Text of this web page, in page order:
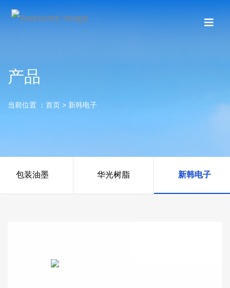
产品
当前位置 ： 首页 > 新韩电子
包装油墨 华光树脂 新韩电子